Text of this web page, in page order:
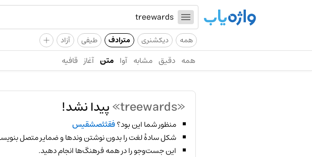
همه دیکشنری مترادف طیفی آزاد +
همه دقیق مشابه آوا متن آغاز قافیه
«treewards» پیدا نشد!
منظور شما این بود؟فقثثصشقیس
شکل سادهٔ لغت را بدون نوشتن وندها و ضمایر متصل
این جست‌وجو را در همه فرهنگ‌ها انجام دهید.